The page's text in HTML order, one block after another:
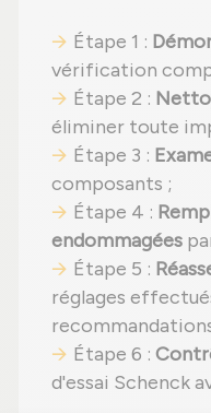
Étape 1 :
vérification
Étape 2 :
éliminer toute
Étape 3 :
composants ;
Étape 4 :
endommagées
Étape 5 :
réglages
Étape 6 :
d'essai Schenck